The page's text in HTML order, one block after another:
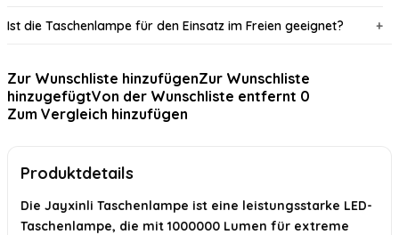
Ist die Taschenlampe für den Einsatz im Freien geeignet?
Welche Beleuchtungsmodi bietet die Taschenlampe?
KI-generiert aus verfügbaren Produktinformationen. Prüfen Sie Details
Zur Wunschliste hinzufügenZur Wunschliste
hinzugefügtVon der Wunschliste entfernt 0
Zum Vergleich hinzufügen
Produktdetails
Die Jayxinli Taschenlampe ist eine leistungsstarke LED-
Taschenlampe, die mit 1000000 Lumen für extreme